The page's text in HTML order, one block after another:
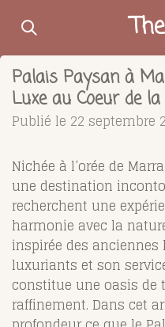
Passer
contenu
principal
Palais Paysan à
Luxe au Coeur de
Publié le 22 septembre
Nichée à l’orée de
une destination
recherchent une
harmonie avec la
inspirée des
luxuriants et son
constitue une oasis de
raffinement. Dans cet